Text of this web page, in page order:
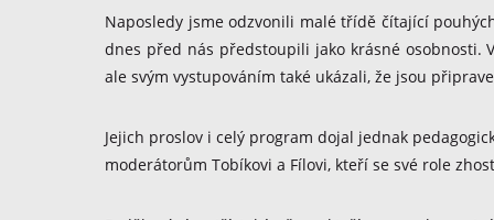
Naposledy jsme odzvonili malé třídě čítající
dnes před nás předstoupili jako krásné osobnosti.
ale svým vystupováním také ukázali, že jsou
Jejich proslov i celý program dojal jednak
moderátorům Tobíkovi a Fílovi, kteří se své role